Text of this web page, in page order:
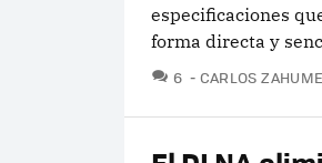
especificaciones
forma directa y
6 COMENTARIOS
CARLOS